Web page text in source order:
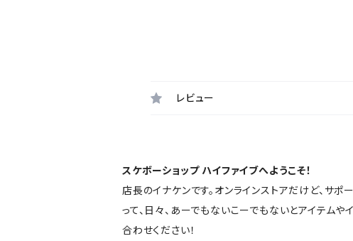
レビュー
スケボーショップ ハイファイブへようこそ！
店長のイナケンです。オンラインストアだけど、サ
って、日々、あーでもないこーでもないとアイテム
合わせください！